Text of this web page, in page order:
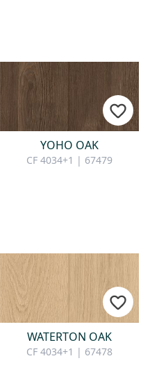
YOHO OAK
CF 4034+1 | 67479
WATERTON OAK
CF 4034+1 | 67478